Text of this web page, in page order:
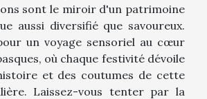
sont le miroir d'un patrimoine
aussi diversifié que savoureux.
un voyage sensoriel au cœur
où chaque festivité dévoile
et des coutumes de cette
Laissez-vous tenter par la